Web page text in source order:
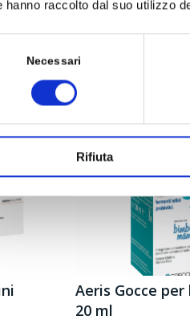
hanno raccolto dal suo utilizzo
Necessari
Rifiuta
Aeris Gocce per
20 ml